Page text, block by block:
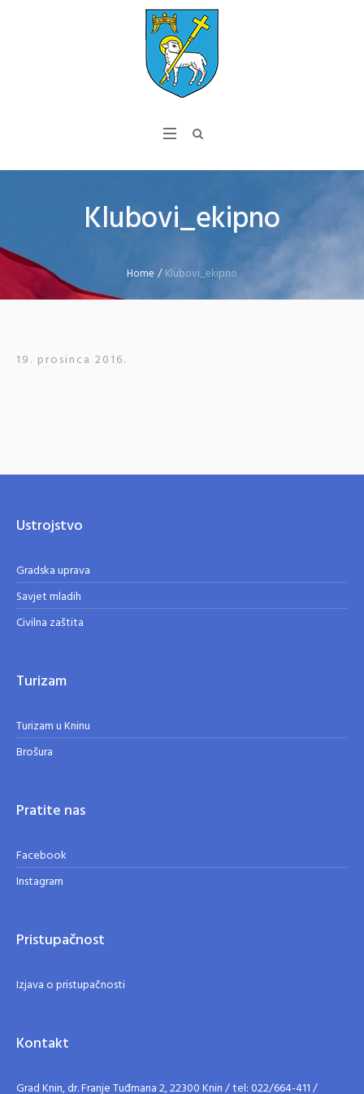
Klubovi_ekipno
Home /Klubovi_ekipno
19. prosinca 2016.
Ustrojstvo
Gradska uprava
Savjet mladih
Civilna zaštita
Turizam
Turizam u Kninu
Brošura
Pratite nas
Facebook
Instagram
Pristupačnost
Izjava o pristupačnosti
Kontakt
Grad Knin, dr. Franje Tuđmana 2, 22300 Knin / tel: 022/664-411 /